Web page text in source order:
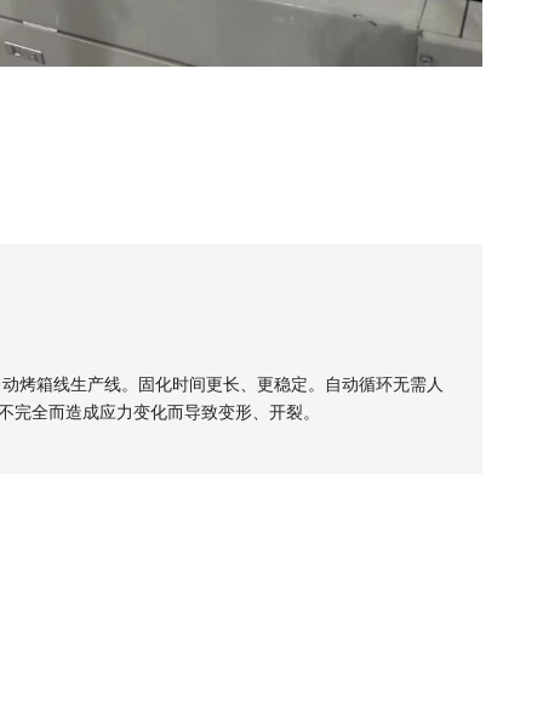
烤箱线生产线。固化时间更长、更稳定。自动循环无需人
完全而造成应力变化而导致变形、开裂。